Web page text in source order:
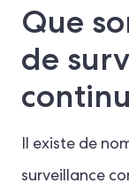
Que
de
Il existe de
surveillance